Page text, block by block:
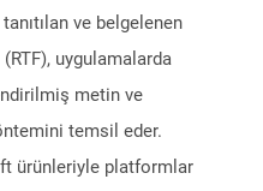
ve belgelenen
uygulamalarda
metin ve
temsil eder.
ürünleriyle platformlar